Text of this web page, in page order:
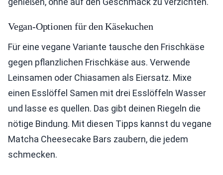
Vegan-Optionen für den Käsekuchen
Für eine vegane Variante tausche den Frischkäse
gegen pflanzlichen Frischkäse aus. Verwende
Leinsamen oder Chiasamen als Eiersatz. Mixe
einen Esslöffel Samen mit drei Esslöffeln Wasser
und lasse es quellen. Das gibt deinen Riegeln die
nötige Bindung. Mit diesen Tipps kannst du vegane
Matcha Cheesecake Bars zaubern, die jedem
schmecken.